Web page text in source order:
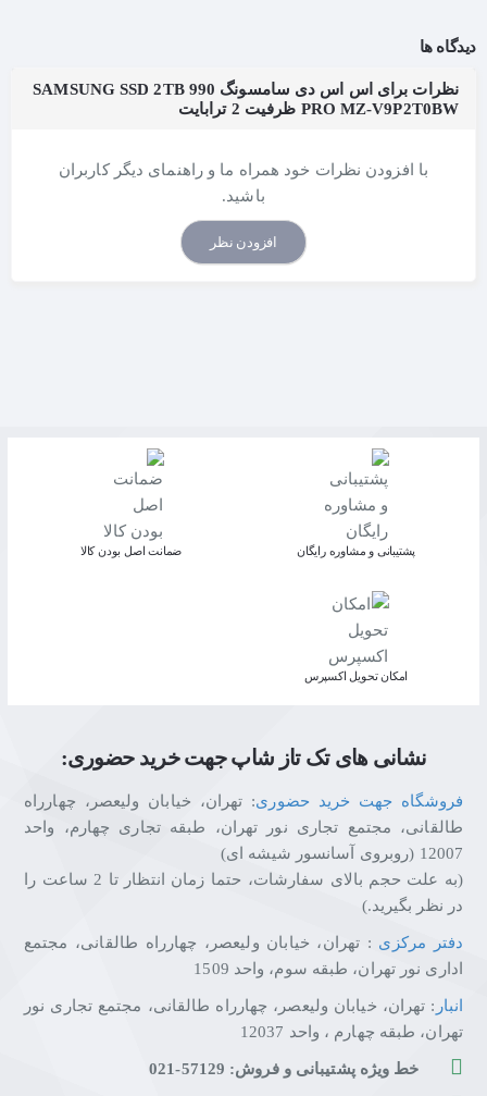
دیدگاه ها
نظرات برای اس اس دی سامسونگ SAMSUNG SSD 2TB 990
PRO MZ-V9P2T0BW ظرفیت 2 ترابایت
با افزودن نظرات خود همراه ما و راهنمای دیگر کاربران
باشید.
افزودن نظر
پشتیبانی و مشاوره رایگان ﺿﻤﺎﻧﺖ اﺻﻞ ﺑﻮدن ﮐﺎﻟﺎ
اﻣﮑﺎن ﺗﺤﻮﯾﻞ اﮐﺴﭙﺮس
نشانی های تک تاز شاپ جهت خرید حضوری:
فروشگاه جهت خرید حضوری: تهران، خیابان ولیعصر، چهارراه
طالقانی، مجتمع تجاری نور تهران، طبقه تجاری چهارم، واحد
12007 (روبروی آسانسور شیشه ای)
(به علت حجم بالای سفارشات، حتما زمان انتظار تا 2 ساعت را
در نظر بگیرید.)
دفتر مرکزی : تهران، خیابان ولیعصر، چهارراه طالقانی، مجتمع
اداری نور تهران، طبقه سوم، واحد 1509
انبار : تهران، خیابان ولیعصر، چهارراه طالقانی، مجتمع تجاری نور
تهران، طبقه چهارم ، واحد 12037
خط ویژه پشتیبانی و فروش: 57129-021